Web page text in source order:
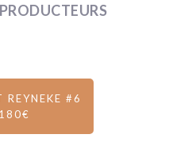
REYNEKE #6
180€